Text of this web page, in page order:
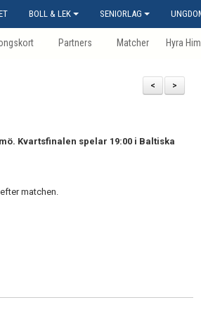
BOLL & LEK SENIORLAG
Partners Matcher Hyra
>
<
Kvartsfinalen spelar 19:00 i Baltiska
matchen.